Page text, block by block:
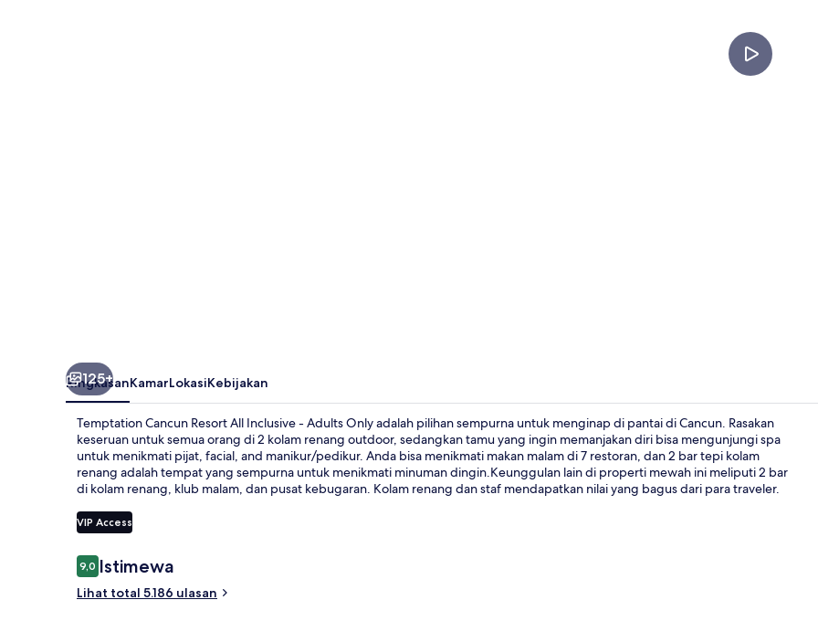
Klub malam
125+
RingkasanKamarLokasiKebijakan
Temptation Cancun Resort All Inclusive - Adults Only adalah pilihan sempurna untuk menginap di pantai di Cancun. Rasakan
keseruan untuk semua orang di 2 kolam renang outdoor, sedangkan tamu yang ingin memanjakan diri bisa mengunjungi spa
untuk menikmati pijat, facial, and manikur/pedikur. Anda bisa menikmati makan malam di 7 restoran, dan 2 bar tepi kolam
renang adalah tempat yang sempurna untuk menikmati minuman dingin.Keunggulan lain di properti mewah ini meliputi 2 bar
di kolam renang, klub malam, dan pusat kebugaran. Kolam renang dan staf mendapatkan nilai yang bagus dari para traveler.
VIP Access
Ulasan
9,09,0 dari 10
Istimewa
Lihat total 5.186 ulasan